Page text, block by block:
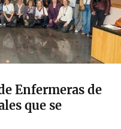
Enfermeras de
que se